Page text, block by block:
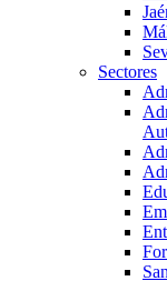
Sectores